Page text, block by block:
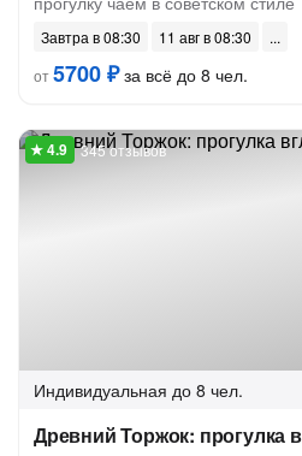
Завтра в 08:30
11 авг в 08:30
от5700 ₽за всё до 8 чел.
345 отзывов
Индивидуальная до 8 чел.
Древний Торжок: прогулка